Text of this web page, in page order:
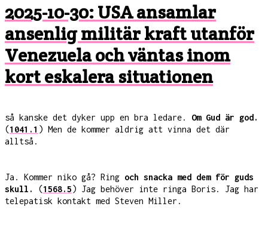
2025-10-30: USA ansamlar
ansenlig militär kraft utanför
Venezuela och väntas inom
kort eskalera situationen
så kanske det dyker upp en bra ledare. Om Gud är god.
(1041.1 ) Men de kommer aldrig att vinna det där
alltså.
Ja. Kommer niko gå? Ring och snacka med dem för guds
skull.
(1568.5) Jag behöver inte ringa Boris. Jag har
telepatisk kontakt med Steven Miller.